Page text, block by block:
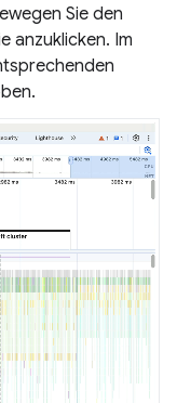
Sie den
anzuklicken. Im